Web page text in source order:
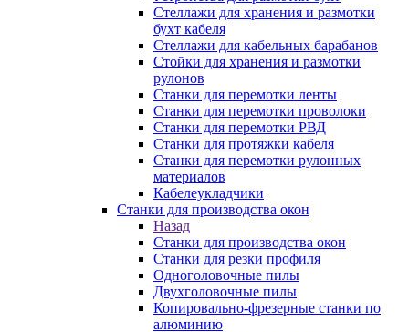
Стеллажи для хранения и размотки
бухт кабеля
Стеллажи для кабельных барабанов
Стойки для хранения и размотки
рулонов
Станки для перемотки ленты
Станки для перемотки проволоки
Станки для перемотки РВД
Станки для протяжки кабеля
Станки для перемотки рулонных
материалов
Кабелеукладчики
Станки для производства окон
Назад
Станки для производства окон
Станки для резки профиля
Одноголовочные пилы
Двухголовочные пилы
Копировально-фрезерные станки по
алюминию